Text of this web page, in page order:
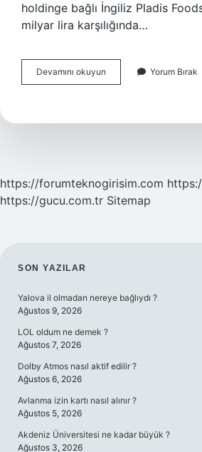
holdinge bağlı İngiliz Pladis
milyar lira karşılığında…
Devamını okuyun
Kime
Yorum Bırak
https://forumteknogirisim.com
https://gucu.com.tr Sitemap
SIDEBAR
SON YAZILAR
Yalova il olmadan nereye bağlıydı ?
Ağustos 9, 2026
LOL oldum ne demek ?
Ağustos 7, 2026
Dolby Atmos nasıl aktif edilir ?
Ağustos 6, 2026
Avlanma izin kartı nasıl alınır ?
Ağustos 5, 2026
Akdeniz Üniversitesi ne kadar büyük ?
Ağustos 3, 2026